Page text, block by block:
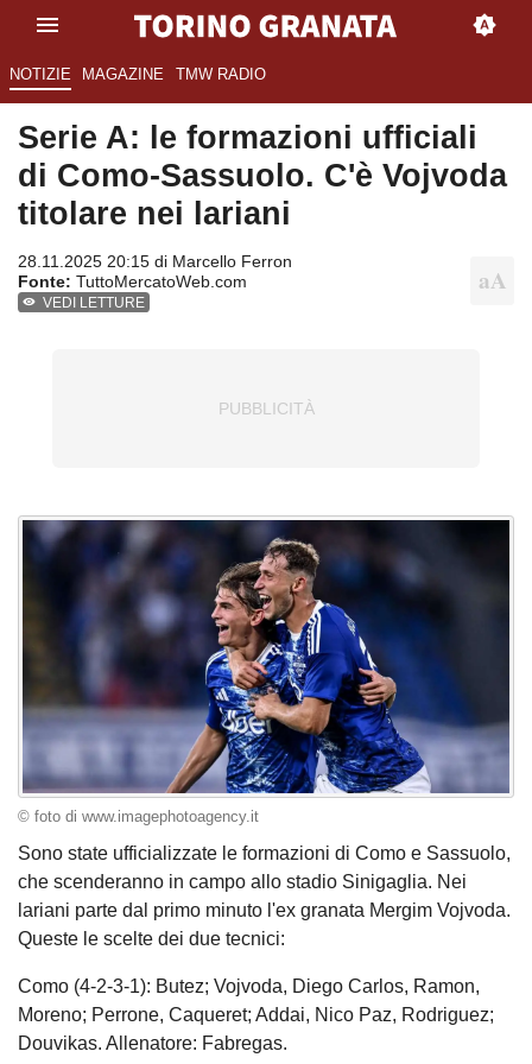
NOTIZIE MAGAZINE TMW RADIO
Serie A: le formazioni ufficiali
di Como-Sassuolo. C'è Vojvoda
titolare nei lariani
28.11.2025 20:15 di Marcello Ferron
Fonte: TuttoMercatoWeb.com
VEDI LETTURE
© foto di www.imagephotoagency.it
Sono state ufficializzate le formazioni di Como e Sassuolo,
che scenderanno in campo allo stadio Sinigaglia. Nei
lariani parte dal primo minuto l'ex granata Mergim Vojvoda.
Queste le scelte dei due tecnici:
Como (4-2-3-1): Butez; Vojvoda, Diego Carlos, Ramon,
Moreno; Perrone, Caqueret; Addai, Nico Paz, Rodriguez;
Douvikas. Allenatore: Fabregas.